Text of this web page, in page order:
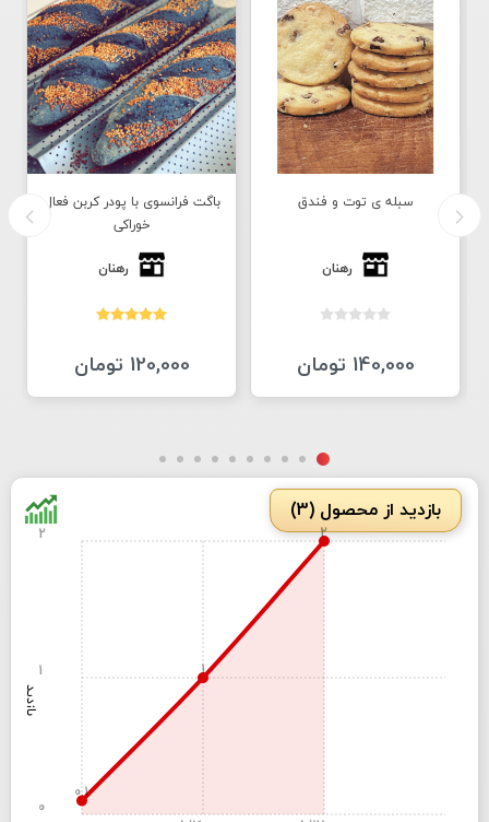
سبله ی توت و فندق
رهنان
140,000 تومان
باگت فرانسوی با پودر کربن فعال
خوراکی
رهنان
120,000 تومان
بازدید از محصول (3)
بازدید
0.1
1
2
0
1
2